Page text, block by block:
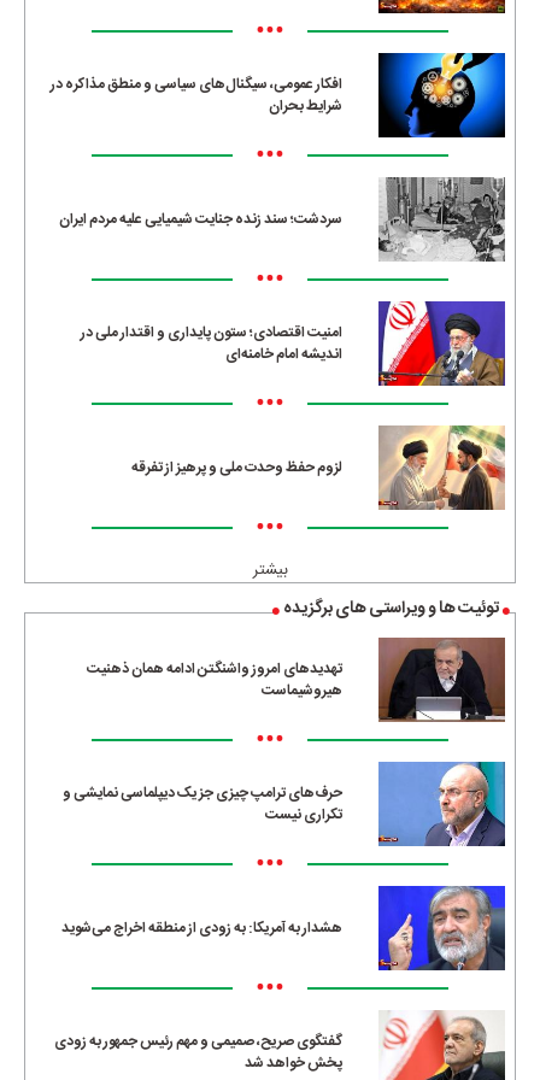
•••
افکار عمومی، سیگنال‌های سیاسی و منطق مذاکره در
شرایط بحران
•••
سردشت؛ سند زنده جنایت شیمیایی علیه مردم ایران
•••
امنیت اقتصادی؛ ستون پایداری و اقتدار ملی در
اندیشه امام خامنه‌ای
•••
لزوم حفظ وحدت ملی و پرهیز از تفرقه
•••
بیشتر
توئیت ها و ویراستی های برگزیده
تهدیدهای امروز واشنگتن ادامه همان ذهنیت
هیروشیماست
•••
حرف‌های ترامپ چیزی جز یک دیپلماسی نمایشی و
تکراری نیست
•••
هشدار به آمریکا: به زودی از منطقه اخراج می‌شوید
•••
گفتگوی صریح، صمیمی و مهم رئیس جمهور به زودی
پخش خواهد شد